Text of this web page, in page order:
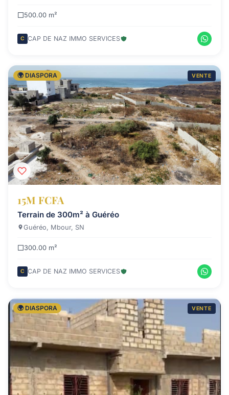
500.00 m²
C CAP DE NAZ IMMO SERVICES
🌍 DIASPORA VENTE
15M FCFA
Terrain de 300m² à Guéréo
Guéréo, Mbour, SN
300.00 m²
C CAP DE NAZ IMMO SERVICES
🌍 DIASPORA VENTE